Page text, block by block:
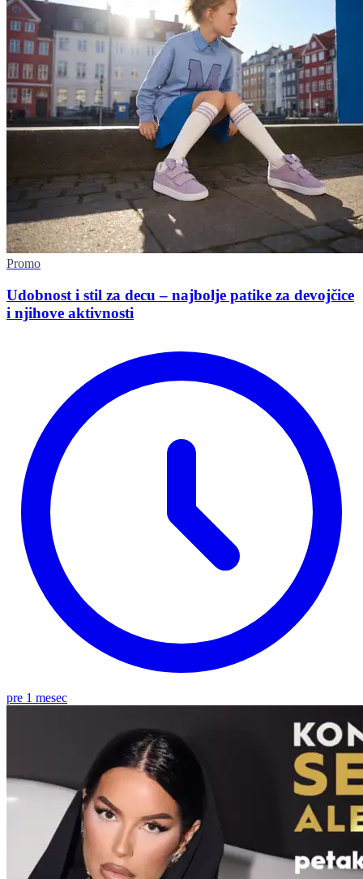
Promo
Udobnost i stil za decu – najbolje patike za devojčice
i njihove aktivnosti
pre 1 mesec